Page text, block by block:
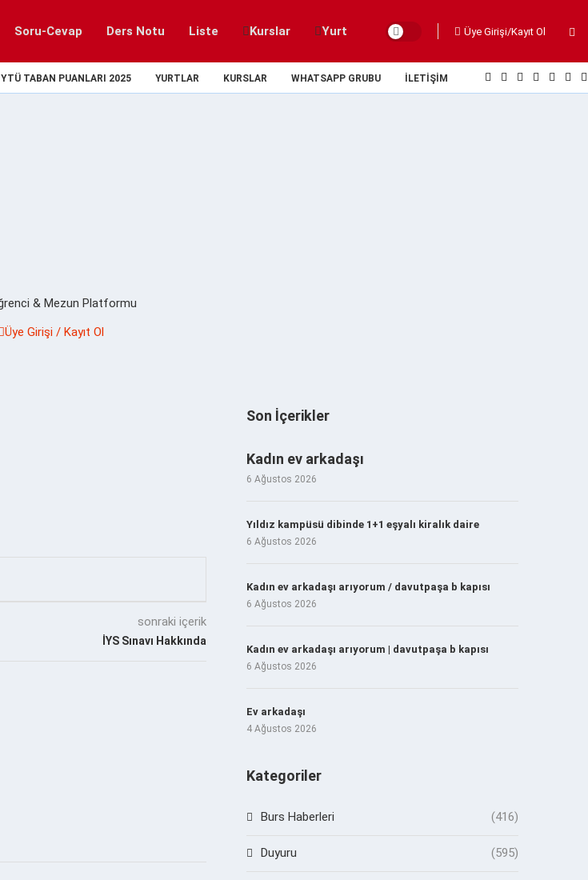
Soru-Cevap Ders Notu Liste Kurslar Yurt Üye Girişi/Kayıt Ol
YTÜ TABAN PUANLARI 2025 YURTLAR KURSLAR WHATSAPP GRUBU İLETIŞIM
& Mezun Platformu
Üye Girişi / Kayıt Ol
sonraki içerik
İYS Sınavı Hakkında
Son İçerikler
Kadın ev arkadaşı
6 Ağustos 2026
Yıldız kampüsü dibinde 1+1 eşyalı kiralık daire
6 Ağustos 2026
Kadın ev arkadaşı arıyorum / davutpaşa b kapısı
6 Ağustos 2026
Kadın ev arkadaşı arıyorum | davutpaşa b kapısı
6 Ağustos 2026
Ev arkadaşı
4 Ağustos 2026
Kategoriler
Burs Haberleri (416)
Duyuru (595)